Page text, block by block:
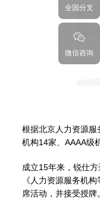
根据北京人力资源
机构14家、AAAA级
成立15年来，锐仕
《人力资源服务机
席活动，并接受授牌
全国分支
微信咨询